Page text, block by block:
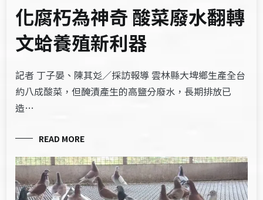
化腐朽為神奇 酸菜廢水翻轉
文蛤養殖新利器
記者 丁子晏、陳其彣／採訪報導 雲林縣大埤鄉生產全台
約八成酸菜，但醃漬產生的高鹽分廢水，長期排放已
造…
READ MORE